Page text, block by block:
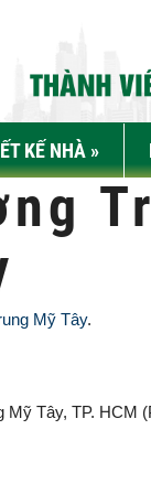
KẾ NHÀ »
Mỹ Tây.
Mỹ Tây, TP. HCM (